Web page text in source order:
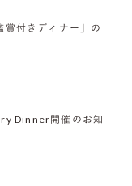
賞付きディナー」の
Dinner開催のお知